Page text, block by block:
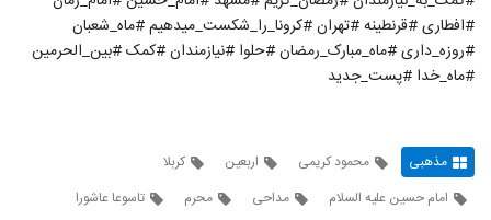
#افطاری #قرنطینه #تهران #کرونا_را_شکست_میدهیم #ماه_شعبان
#روزه_داری #ماه_مبارک_رمضان #حلوا #نیازمندان #کمک #بین_الحرمین
#ماه_خدا #پست_جدید
مذهبی محمود کریمی اربعین
کربلا
امام حسین علیه السلام
مداحی محرم
تاسوعا عاشورا